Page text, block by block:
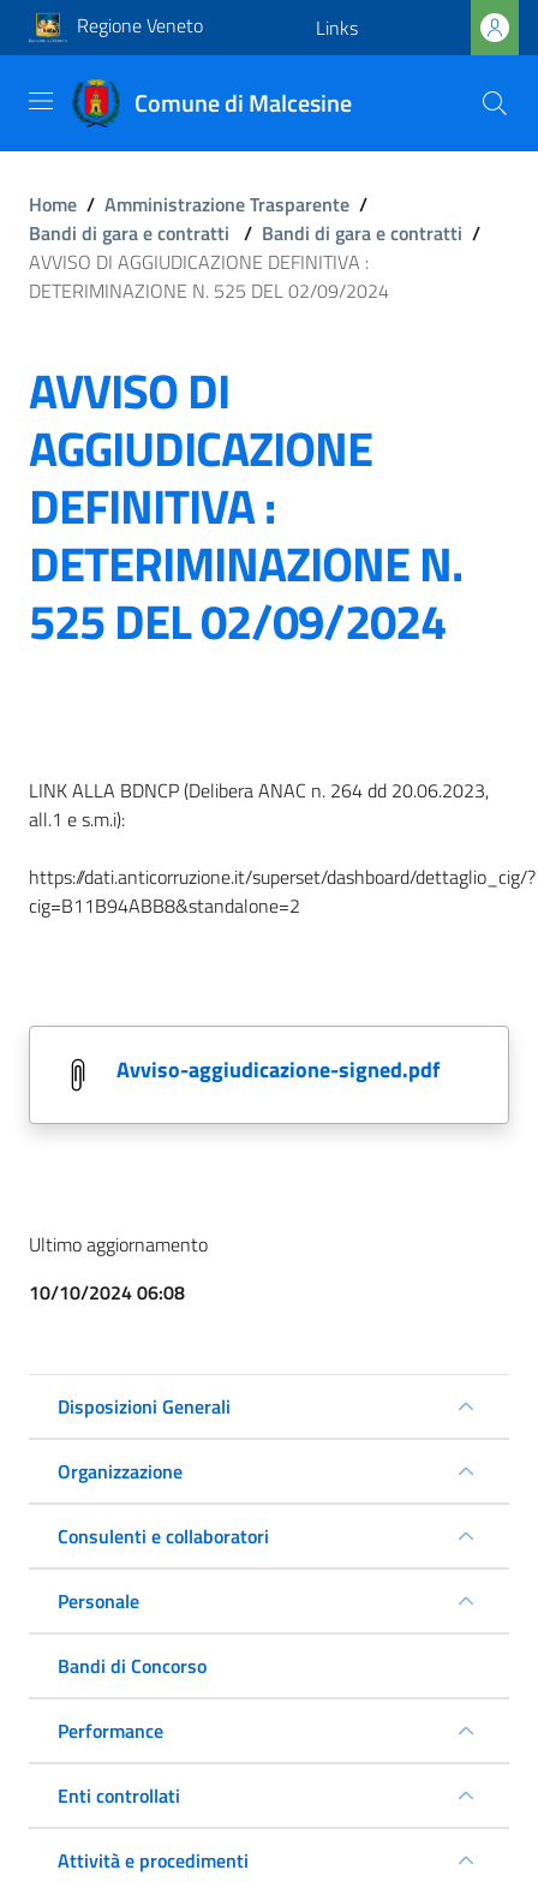
Regione Veneto Links
Comune di Malcesine
Home / Amministrazione Trasparente /
Bandi di gara e contratti / Bandi di gara e contratti /
AVVISO DI AGGIUDICAZIONE DEFINITIVA :
DETERIMINAZIONE N. 525 DEL 02/09/2024
AVVISO DI
AGGIUDICAZIONE
DEFINITIVA :
DETERIMINAZIONE N.
525 DEL 02/09/2024
LINK ALLA BDNCP (Delibera ANAC n. 264 dd 20.06.2023,
all.1 e s.m.i):
https://dati.anticorruzione.it/superset/dashboard/dettaglio_cig/?
cig=B11B94ABB8&standalone=2
avviso-aggiudicazione-signed.pdf
Ultimo aggiornamento
10/10/2024 06:08
Disposizioni Generali
Organizzazione
Consulenti e collaboratori
Personale
Bandi di Concorso
Performance
Enti controllati
Attività e procedimenti